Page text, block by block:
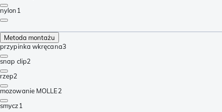
nylon1
Metoda montażu
przypinka wkręcana3
snap clip2
rzep2
mozowanie MOLLE2
smycz1